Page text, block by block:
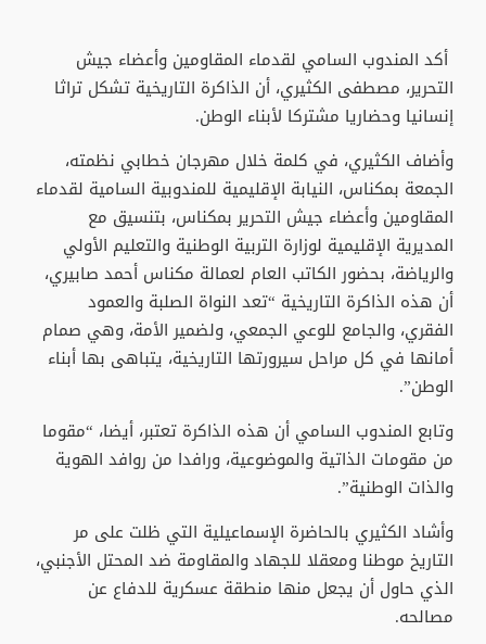
أكد المندوب السامي لقدماء المقاومين وأعضاء جيش
التحرير، مصطفى الكثيري، أن الذاكرة التاريخية تشكل تراثا
إنسانيا وحضاريا مشتركا لأبناء الوطن.
وأضاف الكثيري، في كلمة خلال مهرجان خطابي نظمته،
الجمعة بمكناس، النيابة الإقليمية للمندوبية السامية لقدماء
المقاومين وأعضاء جيش التحرير بمكناس، بتنسيق مع
المديرية الإقليمية لوزارة التربية الوطنية والتعليم الأولي
والرياضة، بحضور الكاتب العام لعمالة مكناس أحمد صابيري،
أن هذه الذاكرة التاريخية “تعد النواة الصلبة والعمود
الفقري، والجامع للوعي الجمعي، ولضمير الأمة، وهي صمام
أمانها في كل مراحل سيرورتها التاريخية، يتباهى بها أبناء
الوطن”.
وتابع المندوب السامي أن هذه الذاكرة تعتبر، أيضا، “مقوما
من مقومات الذاتية والموضوعية، ورافدا من روافد الهوية
والذات الوطنية”.
وأشاد الكثيري بالحاضرة الإسماعيلية التي ظلت على مر
التاريخ موطنا ومعقلا للجهاد والمقاومة ضد المحتل الأجنبي،
الذي حاول أن يجعل منها منطقة عسكرية للدفاع عن
مصالحه.